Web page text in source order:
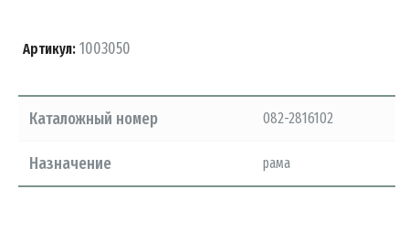
Артикул: 1003050
Каталожный номер 082-2816102
Назначение рама